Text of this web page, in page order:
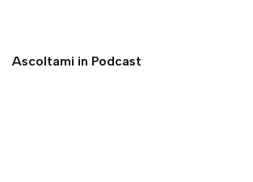
Ascoltami in Podcast